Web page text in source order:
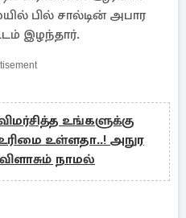
பில் சால்டின் அபார
இழந்தார்.
உங்களுக்கு
உள்ளதா..! அநுர
நாமல்